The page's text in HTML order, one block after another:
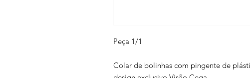
Peça 1/1
Colar de bolinhas com pingente de